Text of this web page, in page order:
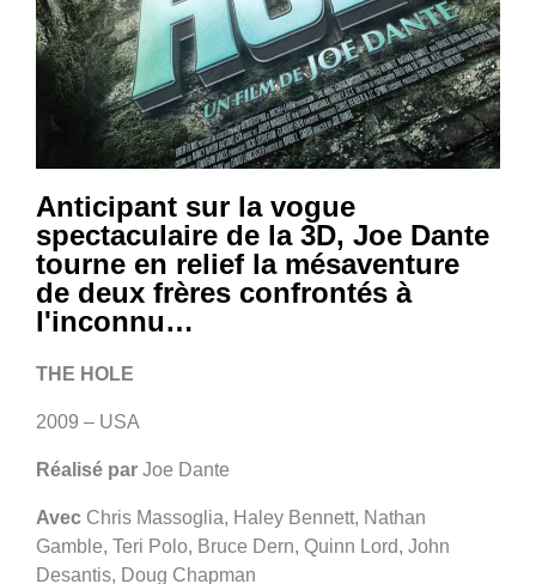
Anticipant sur la vogue
spectaculaire de la 3D, Joe Dante
tourne en relief la mésaventure
de deux frères confrontés à
l'inconnu…
THE HOLE
2009 – USA
Réalisé par Joe Dante
Avec Chris Massoglia, Haley Bennett, Nathan
Gamble, Teri Polo, Bruce Dern, Quinn Lord, John
Desantis, Doug Chapman